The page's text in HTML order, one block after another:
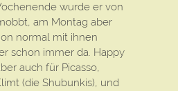
wurde er von
am Montag aber
normal mit ihnen
schon immer da. Happy
auch für Picasso,
(die Shubunkis), und